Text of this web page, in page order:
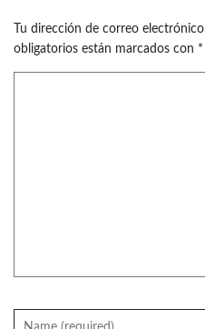
Tu dirección de correo
obligatorios están marcados con *